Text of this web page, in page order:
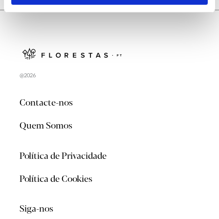
@2026
Contacte-nos
Quem Somos
Política de Privacidade
Política de Cookies
Siga-nos